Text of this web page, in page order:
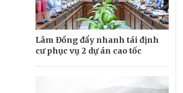
Lâm Đồng đẩy nhanh tái định
cư phục vụ 2 dự án cao tốc